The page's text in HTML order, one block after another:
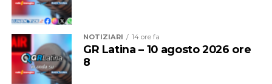
NOTIZIARI 14 ore fa
GR Latina – 10 agosto 2026 ore
8